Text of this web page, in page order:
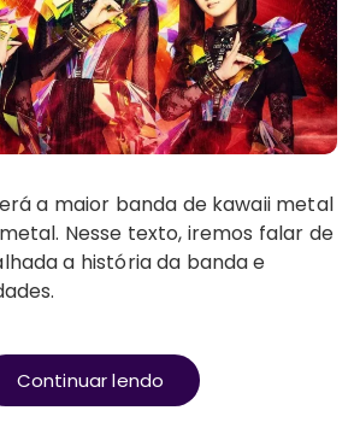
Nesse texto, iremos falar de
a história da banda e
Continuar lendo